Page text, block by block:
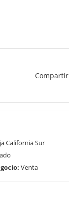
Compartir
California Sur
Venta